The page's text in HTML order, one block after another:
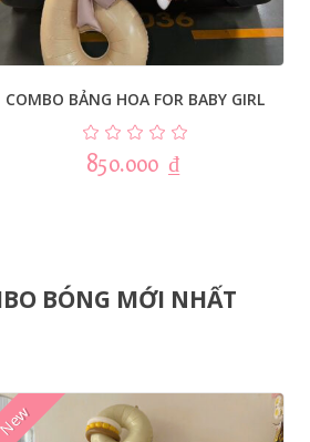
COMBO BẢNG HOA FOR BABY GIRL
850.000 ₫
BÓNG MỚI NHẤT